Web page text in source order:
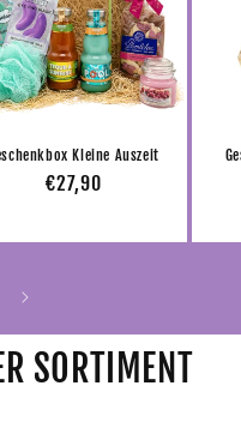
Kleine Auszeit
Normaler
€27,90
SORTIMENT